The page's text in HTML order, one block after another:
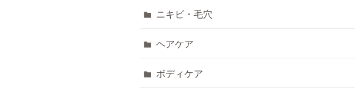
ニキビ・毛穴
ヘアケア
ボディケア